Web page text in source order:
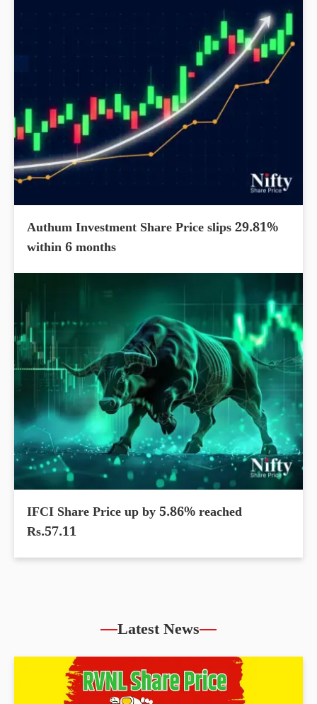
Authum Investment Share Price slips 29.81%
within 6 months
IFCI Share Price up by 5.86% reached
Rs.57.11
Latest News